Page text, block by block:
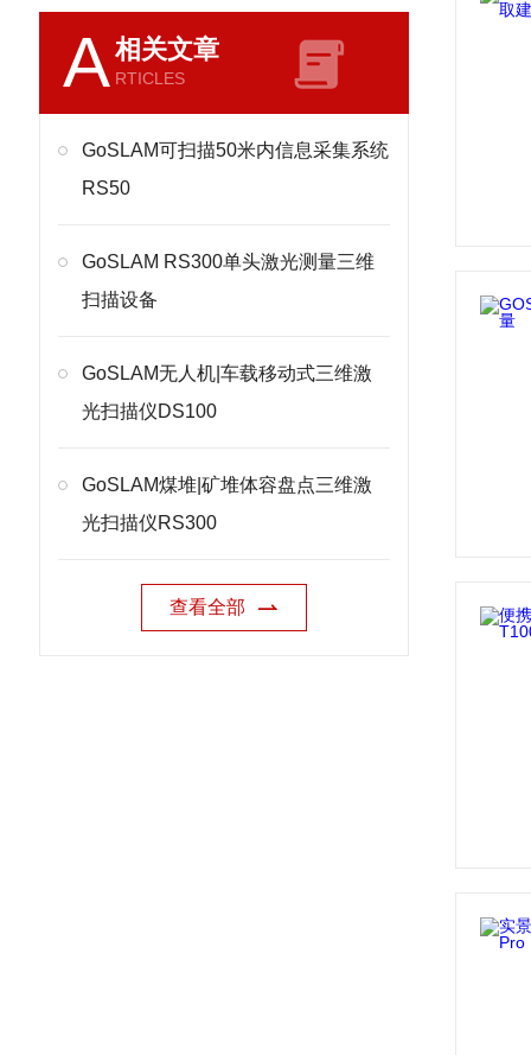
A相关文章
RTICLES
GoSLAM可扫描50米内信息采集系统
RS50
GoSLAM RS300单头激光测量三维
扫描设备
GoSLAM无人机|车载移动式三维激
光扫描仪DS100
GoSLAM煤堆|矿堆体容盘点三维激
光扫描仪RS300
查看全部